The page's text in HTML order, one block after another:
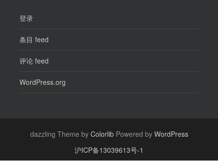
登录
条目 feed
评论 feed
WordPress.org
dazzling Theme by ColorlibPowered by WordPress
沪ICP备13039613号-1